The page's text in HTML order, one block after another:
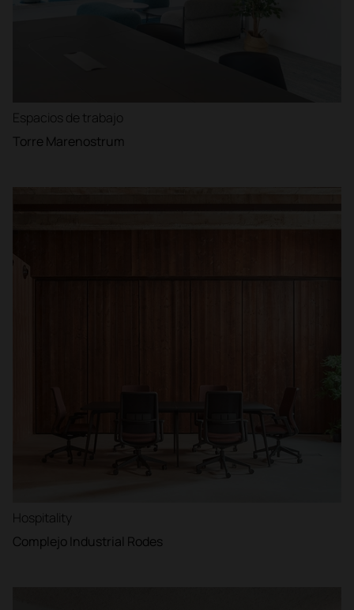
Espacios de trabajo
Torre Marenostrum
Hospitality
Complejo Industrial Rodes